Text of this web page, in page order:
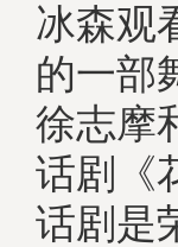
冰森观
的一部
徐志摩
话剧
话剧是